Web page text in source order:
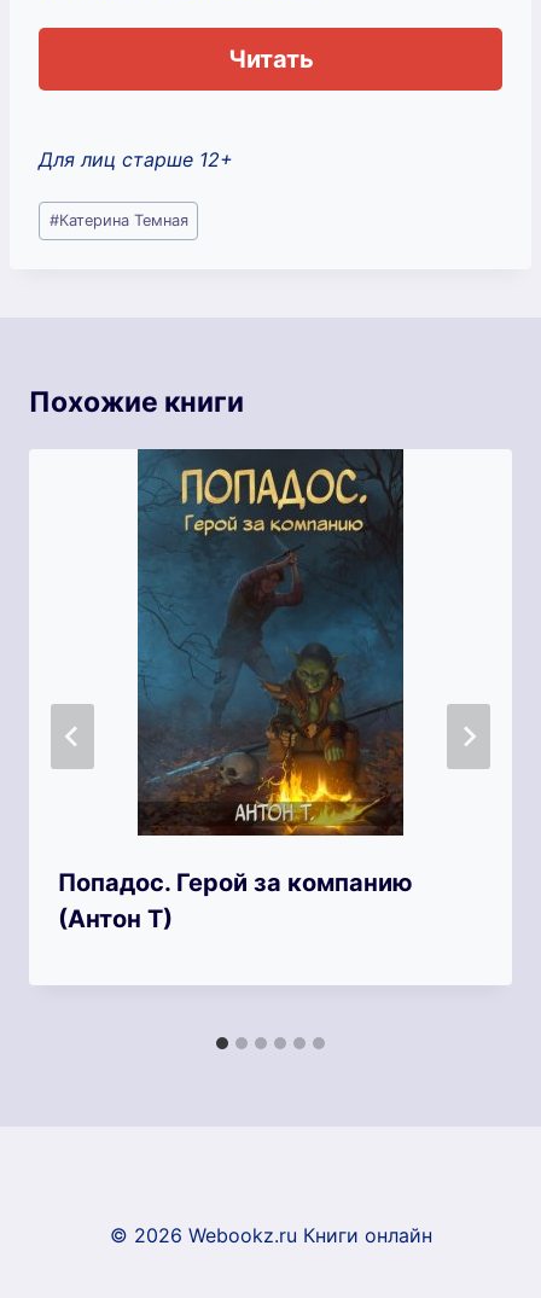
Читать
Для лиц старше 12+
Метки
записи:
#Катерина Темная
Похожие книги
Попадос. Герой за компанию
(Антон Т)
© 2026 Webookz.ru Книги онлайн